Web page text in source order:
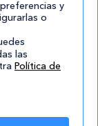
|Mapa de
y
o
las
Política de